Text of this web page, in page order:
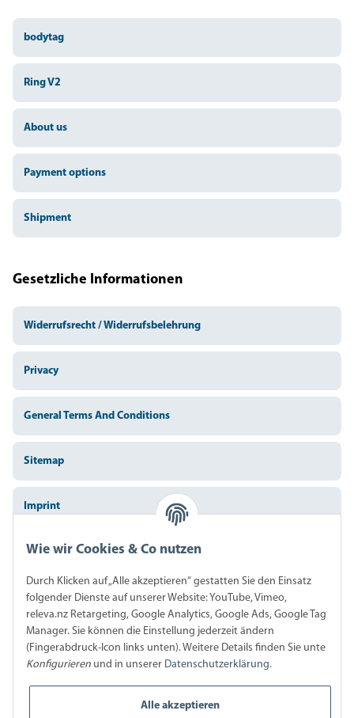
bodytag
Ring V2
About us
Payment options
Shipment
Gesetzliche Informationen
Widerrufsrecht / Widerrufsbelehrung
Privacy
General Terms And Conditions
Sitemap
Imprint
Battery Law Notices
Cancellation Instructions
Zahlungsart
Wie wir Cookies & Co nutzen
Durch Klicken auf „Alle akzeptieren“ gestatten Sie den Einsatz
folgender Dienste auf unserer Website: YouTube, Vimeo,
releva.nz Retargeting, Google Analytics, Google Ads, Google Tag
Manager. Sie können die Einstellung jederzeit ändern
(Fingerabdruck-Icon links unten). Weitere Details finden Sie unte
Konfigurieren und in unserer Datenschutzerklärung.
Alle akzeptieren